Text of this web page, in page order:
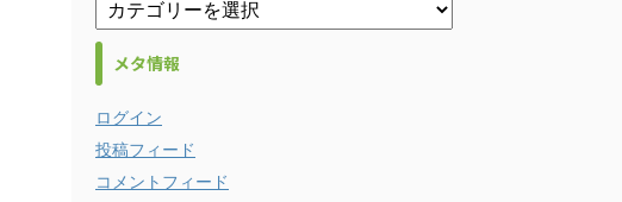
メタ情報
ログイン
投稿フィード
コメントフィード